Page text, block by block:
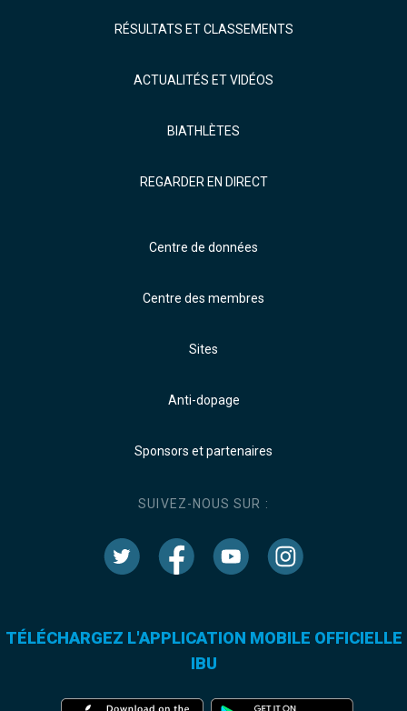
RÉSULTATS ET CLASSEMENTS
ACTUALITÉS ET VIDÉOS
BIATHLÈTES
REGARDER EN DIRECT
Centre de données
Centre des membres
Sites
Anti-dopage
Sponsors et partenaires
SUIVEZ-NOUS SUR :
TÉLÉCHARGEZ L'APPLICATION MOBILE OFFICIELLE
IBU